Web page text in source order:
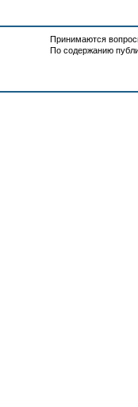
Принимаются
По содержанию